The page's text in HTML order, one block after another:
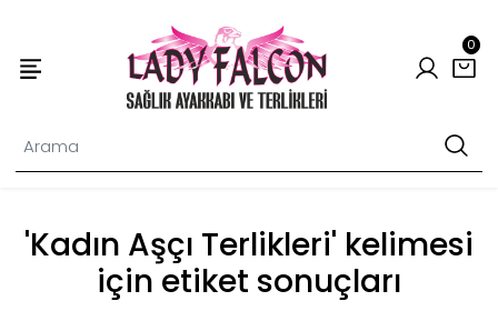
0
'Kadın Aşçı Terlikleri' kelimesi
için etiket sonuçları